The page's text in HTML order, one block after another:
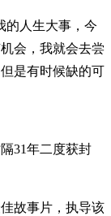
的人生大事，今
会，我就会去尝
是有时候缺的可
31年二度获封
故事片，执导该